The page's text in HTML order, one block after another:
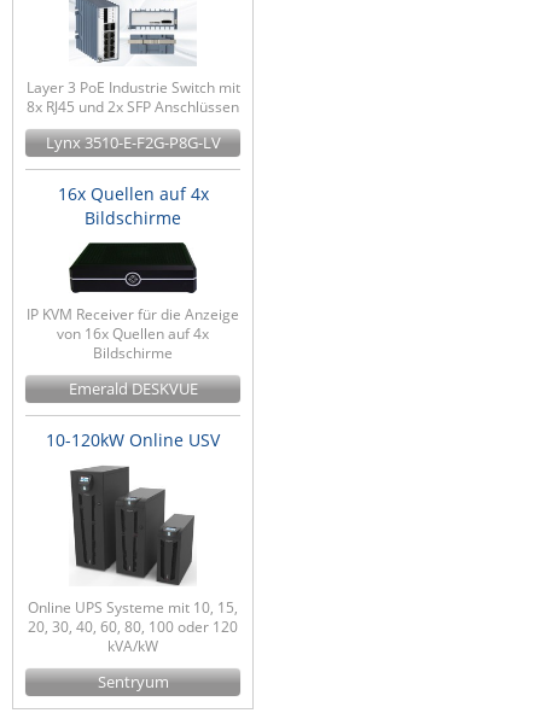
Layer 3 PoE Industrie Switch mit
8x RJ45 und 2x SFP Anschlüssen
Lynx 3510-E-F2G-P8G-LV
16x Quellen auf 4x
Bildschirme
IP KVM Receiver für die Anzeige
von 16x Quellen auf 4x
Bildschirme
Emerald DESKVUE
10-120kW Online USV
Online UPS Systeme mit 10, 15,
20, 30, 40, 60, 80, 100 oder 120
kVA/kW
Sentryum